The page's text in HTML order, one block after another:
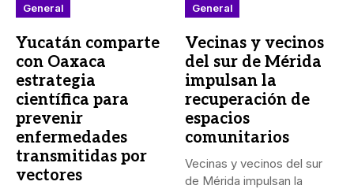
General
Yucatán comparte
con Oaxaca
estrategia
científica para
prevenir
enfermedades
transmitidas por
vectores
General
Vecinas y vecinos
del sur de Mérida
impulsan la
recuperación de
espacios
comunitarios
Vecinas y vecinos del sur
de Mérida impulsan la